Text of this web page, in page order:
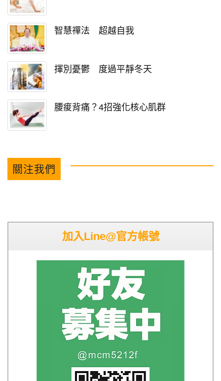
智慧禪法 超越自我
揮別憂鬱 度過平靜冬天
腰痠背痛？4招強化核心肌群
關注我們
加入Line@官方帳號